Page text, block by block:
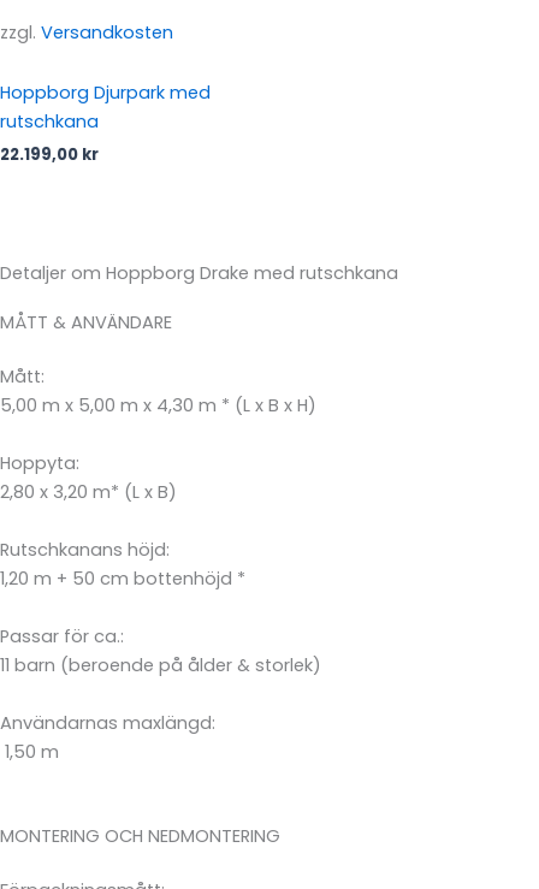
zzgl. Versandkosten
Hoppborg Djurpark med
rutschkana
22.199,00 kr
Detaljer om Hoppborg Drake med rutschkana
MÅTT & ANVÄNDARE
Mått:
5,00 m x 5,00 m x 4,30 m * (L x B x H)
Hoppyta:
2,80 x 3,20 m* (L x B)
Rutschkanans höjd:
1,20 m + 50 cm bottenhöjd *
Passar för ca.:
11 barn (beroende på ålder & storlek)
Användarnas maxlängd:
1,50 m
MONTERING OCH NEDMONTERING